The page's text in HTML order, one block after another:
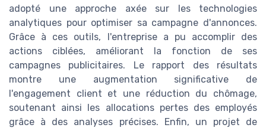
adopté une approche axée sur les technologies
analytiques pour optimiser sa campagne d'annonces.
Grâce à ces outils, l'entreprise a pu accomplir des
actions ciblées, améliorant la fonction de ses
campagnes publicitaires. Le rapport des résultats
montre une augmentation significative de
l'engagement client et une réduction du chômage,
soutenant ainsi les allocations pertes des employés
grâce à des analyses précises. Enfin, un projet de